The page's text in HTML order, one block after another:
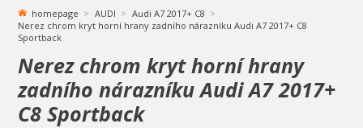
homepage AUDI
Audi A7 2017+ C8
Nerez chrom kryt horní hrany zadního nárazníku Audi A7 2017+ C8
Sportback
Nerez chrom kryt horní hrany
zadního nárazníku Audi A7 2017+
C8 Sportback